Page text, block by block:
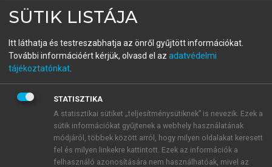
fiókoddal,vagy hozz létre új fiókot.
A regisztráció után apróbaidőszakautomatikusan
BELÉPÉS SAJÁT FIÓKKAL
ÚJ FIÓK LÉTREHOZÁSA
1 óra díjmentes hozzáférés
SÜTIK LISTÁJA
Itt láthatja és testreszabhatja az önről gyűjtött információkat.
További információért kérjük, olvasd el az adatvédelmi
tájékoztatónkat
STATISZTIKA
A statisztikai sütiket „teljesítménysütiknek” is nevezik. Ezek a
sütik információkat gyűjtenek a webhely használatának
módjáról, többek között arról, hogy milyen oldalakat keresett
fel és milyen linkekre kattintott. Ezek az információk a
felhasználó azonosítására nem használhatóak, mivel az